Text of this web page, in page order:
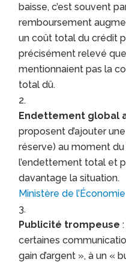
baisse, c’est souvent
remboursement
un coût total du crédit
précisément relevé
mentionnaient pas la
total dû.
Endettement global
proposent d’ajouter
réserve) au moment
l’endettement total et
davantage la situation.
Ministère de l’Économie
Publicité trompeuse
certaines
gain d’argent », à un «